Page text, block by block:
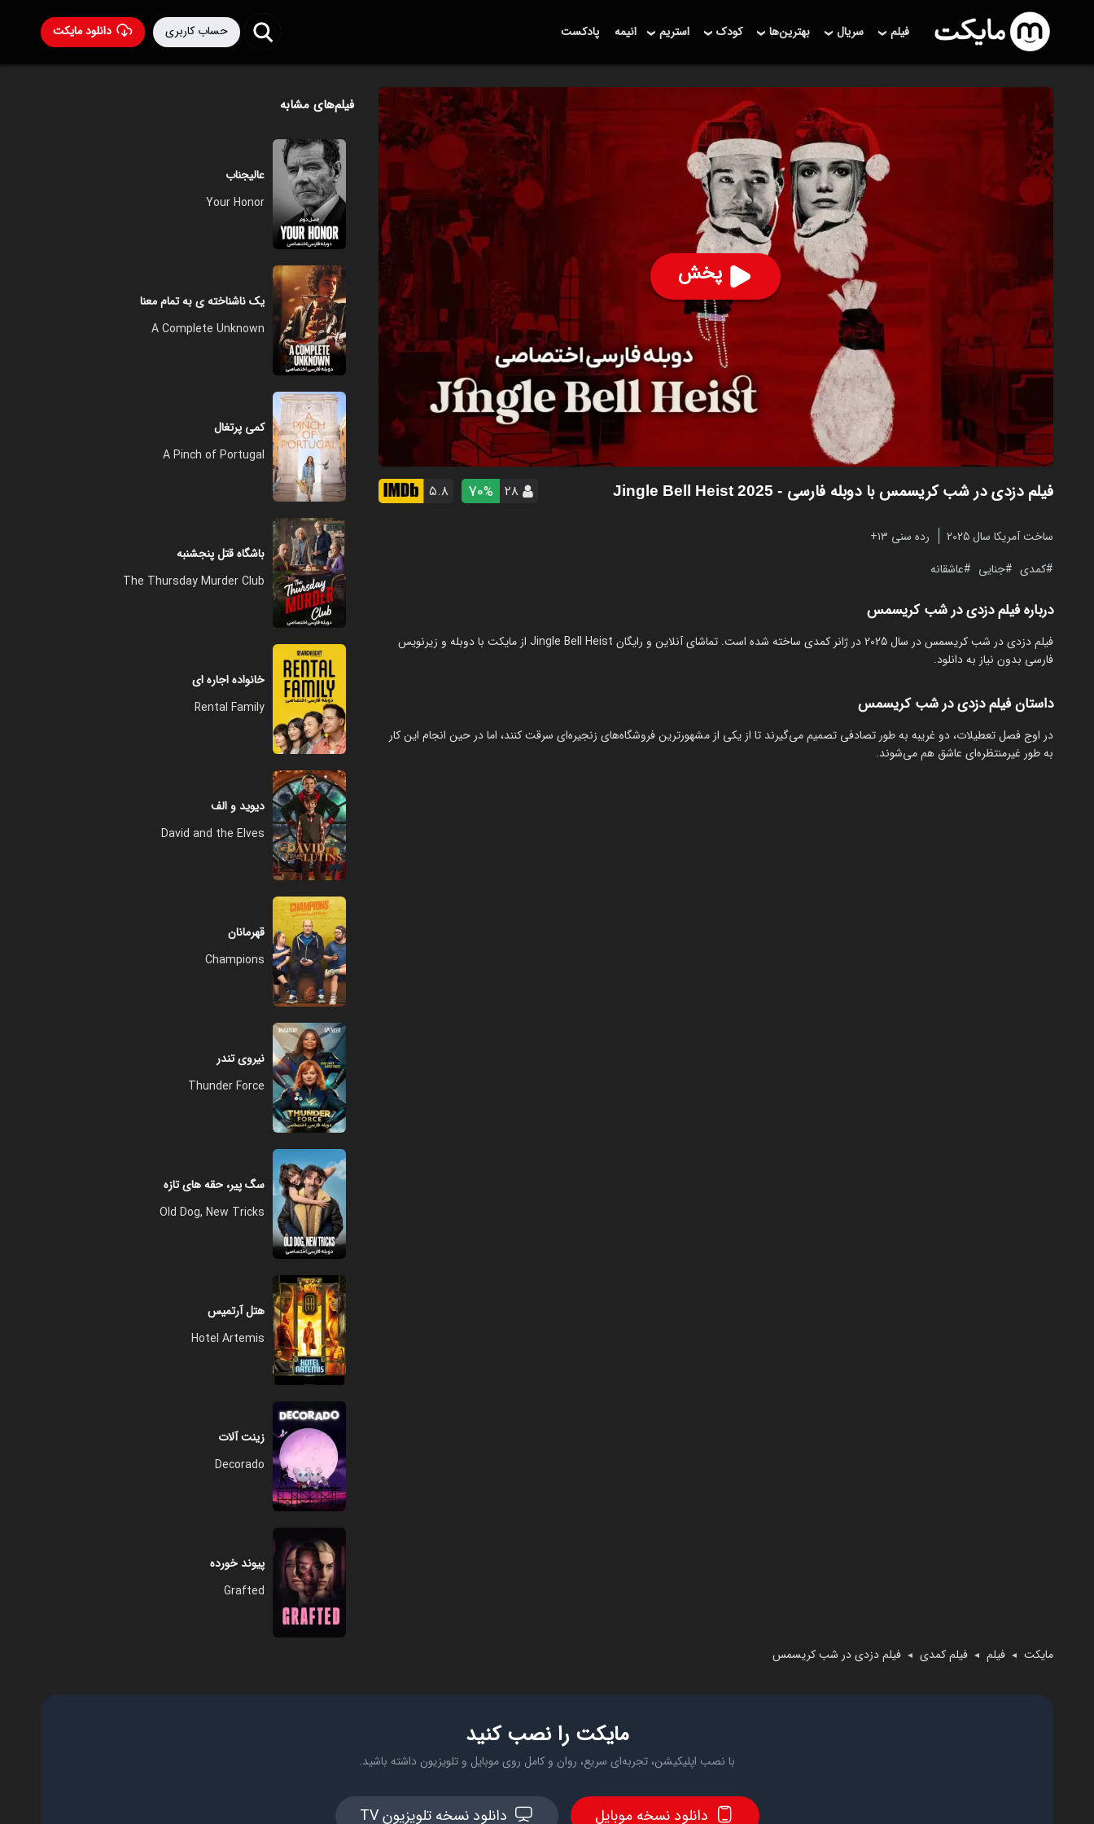
دانلود مایکت حساب کاربری فیلم سریال بهترین‌ها کودک استریم انیمه پادکست
پخش
فیلم دزدی در شب کریسمس با دوبله فارسی - Jingle Bell Heist 2025 ۲۸ 70% ۵.۸
ساخت آمریکا سال 2025
رده سنی ۱۳+
کمدی
جنایی عاشقانه
درباره فیلم دزدی در شب کریسمس
فیلم دزدی در شب کریسمس در سال 2025 در ژانر کمدی ساخته شده است. تماشای آنلاین و رایگان Jingle Bell Heist از مایکت با دوبله و زیرنویس
فارسی بدون نیاز به دانلود.
داستان فیلم دزدی در شب کریسمس
در اوج فصل تعطیلات، دو غریبه به طور تصادفی تصمیم می‌گیرند تا از یکی از مشهورترین فروشگاه‌های زنجیره‌ای سرقت کنند، اما در حین انجام این کار
به طور غیرمنتظره‌ای عاشق هم می‌شوند.
مایکت ◄ فیلم ◄ فیلم کمدی ◄ فیلم دزدی در شب کریسمس
فیلم‌های مشابه
عالیجناب
Your Honor
یک ناشناخته‌ ی به‌ تمام معنا
A Complete Unknown
کمی پرتغال
A Pinch of Portugal
باشگاه قتل پنجشنبه
The Thursday Murder Club
خانواده اجاره ای
Rental Family
دیوید و الف
David and the Elves
قهرمانان
Champions
نیروی تندر
Thunder Force
سگ پیر، حقه های تازه
Old Dog, New Tricks
هتل آرتمیس
Hotel Artemis
زینت‌ آلات
Decorado
پیوند خورده
Grafted
مایکت را نصب کنید
با نصب اپلیکیشن، تجربه‌ای سریع، روان و کامل روی موبایل و تلویزیون داشته باشید.
دانلود نسخه موبایل دانلود نسخه تلویزیون TV